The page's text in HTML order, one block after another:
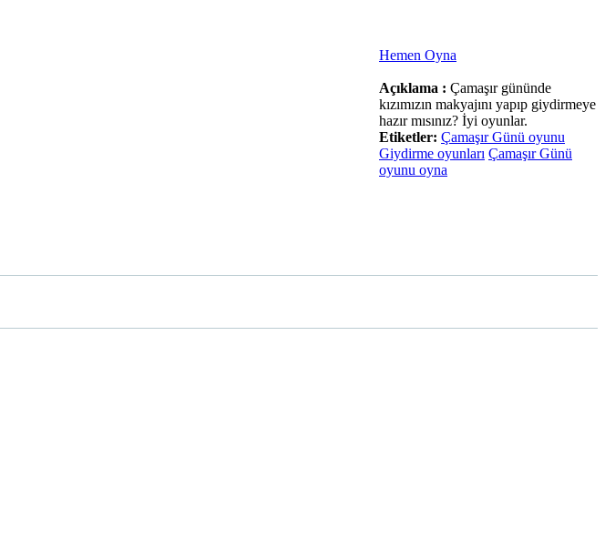
Hemen Oyna
Açıklama : Çamaşır gününde
kızımızın makyajını yapıp giydirmeye
hazır mısınız? İyi oyunlar.
Etiketler: Çamaşır Günü oyunu
Giydirme oyunları Çamaşır Günü
oyunu oyna